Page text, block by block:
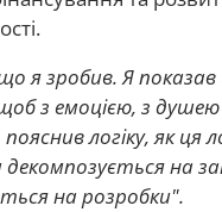
я зробив. Я
з емоцією, з
логіку, як ця
на
на розробки".